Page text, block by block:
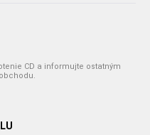
CD a informujte ostatným